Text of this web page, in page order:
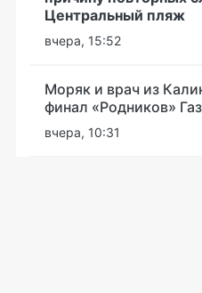
Центральный пляж
вчера, 15:52
Моряк и врач из
финал «Родников»
вчера, 10:31